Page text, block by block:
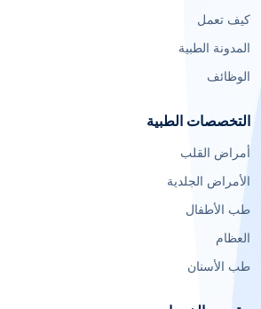
كيف تعمل
المدونة الطبية
الوظائف
التخصصات الطبية
أمراض القلب
الأمراض الجلدية
طب الأطفال
العظام
طب الأسنان